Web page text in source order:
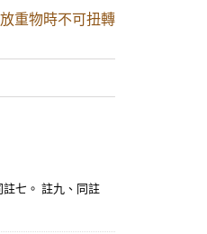
重物時不可扭轉
七。 註九、同註